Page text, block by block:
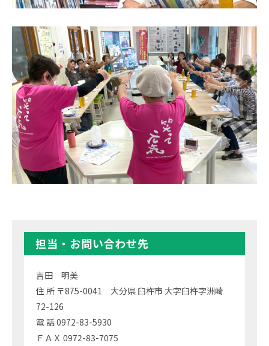
担当・お問い合わせ先
吉田 明美
住 所 〒875-0041 大分県 臼杵市 大字臼杵字洲崎
72-126
電 話 0972-83-5930
ＦＡＸ 0972-83-7075